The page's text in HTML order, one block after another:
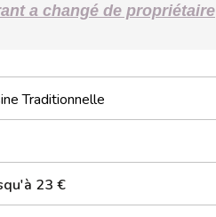
a changé de propriétaire
Traditionnelle
23 €